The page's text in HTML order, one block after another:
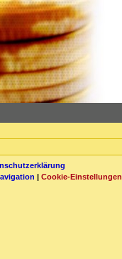
| Cookie-Einstellungen